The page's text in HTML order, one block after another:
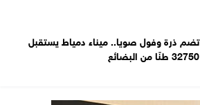
تضم ذرة وفول صويا.. ميناء دمياط يستقبل
32750 طنًا من البضائع